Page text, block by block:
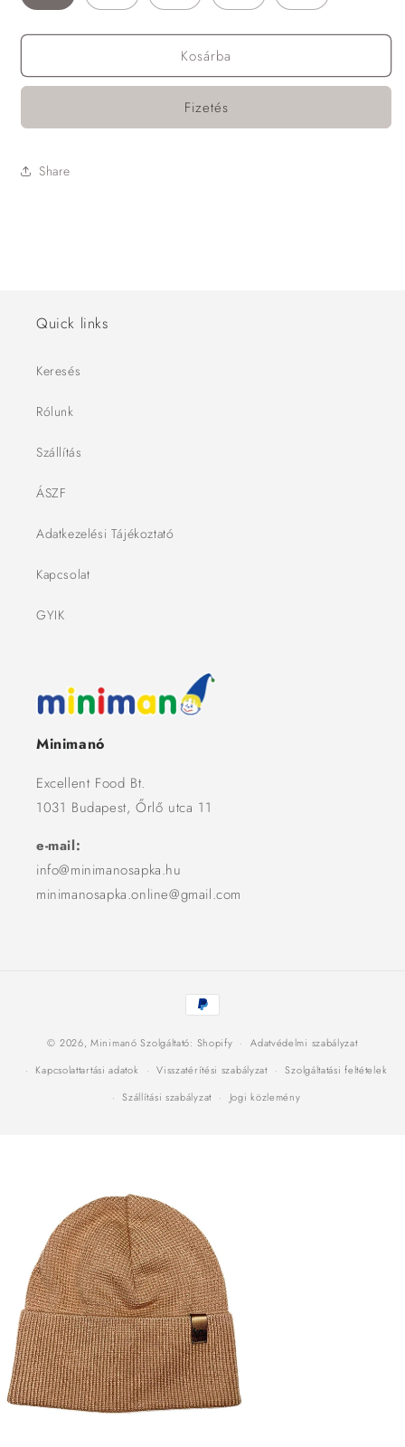
Kosárba
Fizetés
Share
Quick links
Keresés
Rólunk
Szállítás
ÁSZF
Adatkezelési Tájékoztató
Kapcsolat
GYIK
Minimanó
Excellent Food Bt.
1031 Budapest, Őrlő utca 11
e-mail:
info@minimanosapka.hu
minimanosapka.online@gmail.com
Fizetési
módok
© 2026,Minimanó Szolgáltató: Shopify
Adatvédelmi szabályzat
Kapcsolattartási adatok
Visszatérítési szabályzat
Szolgáltatási feltételek
Szállítási szabályzat
Jogi közlemény